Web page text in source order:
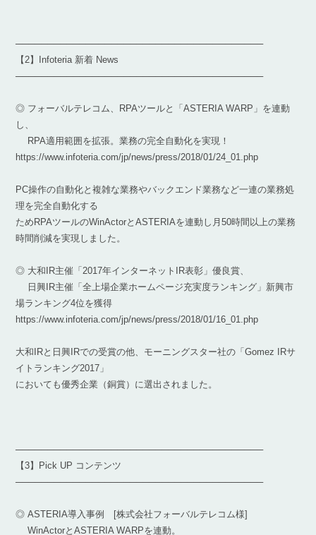
───────────────────────────────────────
【2】Infoteria 新着 News
───────────────────────────────────────
◎ フォーバルテレコム、RPAツールと「ASTERIA WARP」を連動
し、
RPA適用範囲を拡張。業務の完全自動化を実現！
https://www.infoteria.com/jp/news/press/2018/01/24_01.php
PC操作の自動化と複雑な業務やバックエンド業務など一連の業務処
理を完全自動化する
ためRPAツールのWinActorとASTERIAを連動し月50時間以上の業務
時間削減を実現しました。
◎ 大和IR主催「2017年インターネットIR表彰」優良賞、
日興IR主催「全上場企業ホームページ充実度ランキング」新興市
場ランキング4位を獲得
https://www.infoteria.com/jp/news/press/2018/01/16_01.php
大和IRと日興IRでの受賞の他、モーニングスター社の「Gomez IRサ
イトランキング2017」
においても優秀企業（銅賞）に選出されました。
───────────────────────────────────────
【3】Pick UP コンテンツ
───────────────────────────────────────
◎ ASTERIA導入事例 [株式会社フォーバルテレコム様]
WinActorとASTERIA WARPを連動。